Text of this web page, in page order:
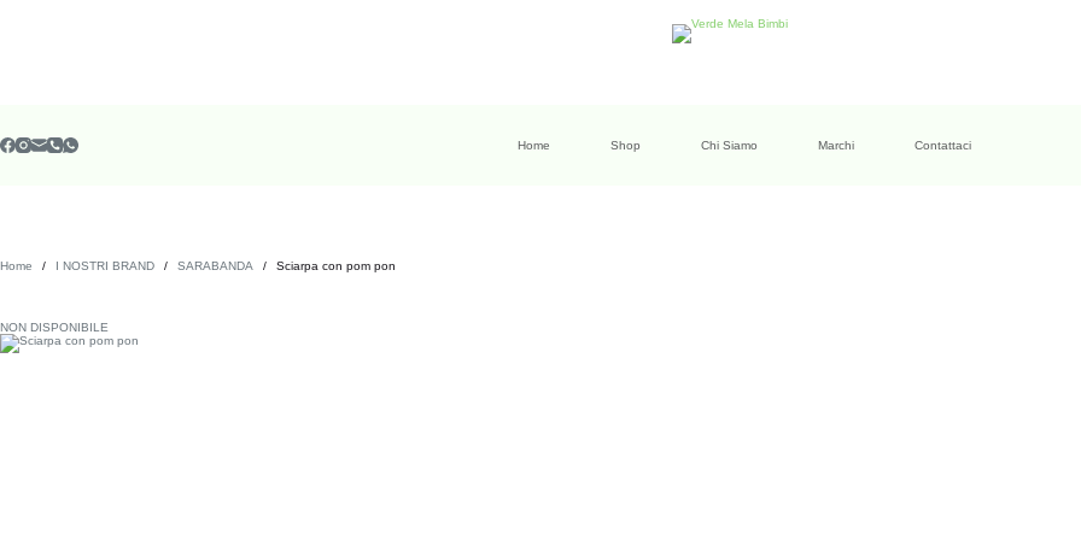
Home Shop Chi Siamo Marchi Contattaci
Home / I NOSTRI BRAND / SARABANDA / Sciarpa con pom pon
NON DISPONIBILE